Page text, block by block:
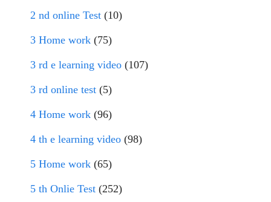
2 nd online Test (10)
3 Home work (75)
3 rd e learning video (107)
3 rd online test (5)
4 Home work (96)
4 th e learning video (98)
5 Home work (65)
5 th Onlie Test (252)